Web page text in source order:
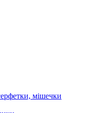
мішечки